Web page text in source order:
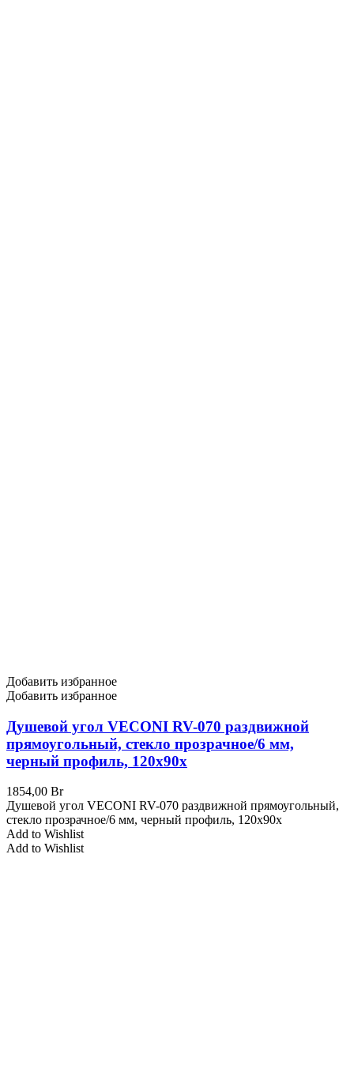
Добавить избранное
Добавить избранное
Душевой угол VECONI RV-070 раздвижной
прямоугольный, стекло прозрачное/6 мм,
черный профиль, 120x90x
1854,00 Br
Душевой угол VECONI RV-070 раздвижной прямоугольный,
стекло прозрачное/6 мм, черный профиль, 120x90x
Add to Wishlist
Add to Wishlist